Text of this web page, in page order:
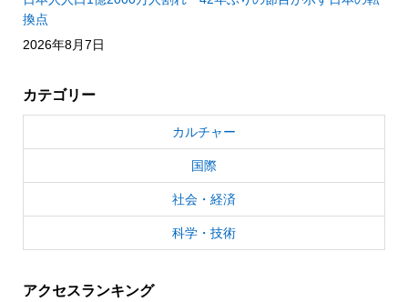
換点
2026年8月7日
カテゴリー
カルチャー
国際
社会・経済
科学・技術
アクセスランキング